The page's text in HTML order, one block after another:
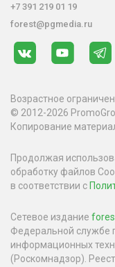
+7 391 219 01 19
forest@pgmedia.ru
Возрастное
© 2012-2026
Копирование
Продолжая
обработку файлов
в соответствии с
Сетевое издание
Федеральной службе
информационных
(Роскомнадзор).